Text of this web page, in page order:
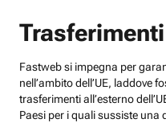
Fastweb si impegna per
nell’ambito dell’UE, laddove
trasferimenti all’esterno
Paesi per i quali sussiste una